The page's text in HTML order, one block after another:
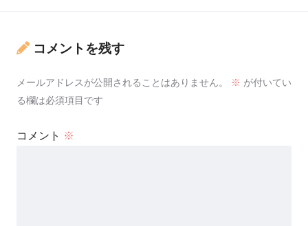
コメントを残す
メールアドレスが公開されることはありません。 ※ が付いてい
る欄は必須項目です
コメント ※